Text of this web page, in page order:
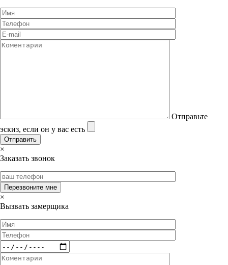
Отправьте
эскиз, если он у вас есть
×
Заказать звонок
×
Вызвать замерщика